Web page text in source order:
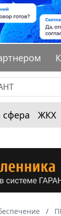
сфера ЖКХ